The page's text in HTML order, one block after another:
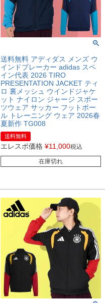
送料無料 アディダス メンズ ウ
インドブレーカー adidas スペ
イン代表 2026 TIRO
PRESENTATION JACKET ティ
ロ 裏メッシュ ウインドジャケ
ット ナイロン ジャージ スポー
ツウェア サッカー フットボー
ル トレーニング ウェア 2026春
夏新作 TG008
送料無料
エレスポ価格 ¥11,000税込
在庫切れ